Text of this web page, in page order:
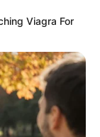
Nos,
megfordult,
Viagra For